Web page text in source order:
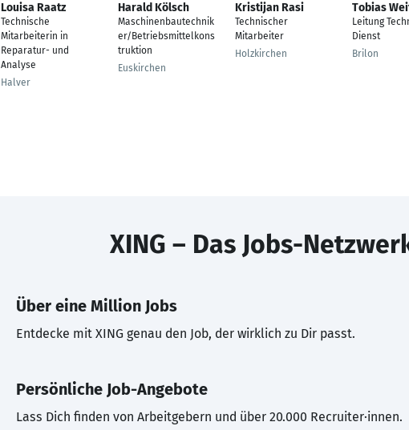
Louisa Raatz
Technische
Mitarbeiterin in
Reparatur- und
Analyse
Halver
Harald Kölsch
Maschinenbautechnik
er/Betriebsmittelkons
truktion
Euskirchen
Kristijan Rasi
Technischer
Mitarbeiter
Holzkirchen
Tobias
Leitung
Dienst
Brilon
XING – Das Jobs-
Über eine Million Jobs
Entdecke mit XING genau den Job, der wirklich zu Dir passt.
Persönliche Job-Angebote
Lass Dich finden von Arbeitgebern und über 20.000 Recruiter·innen.